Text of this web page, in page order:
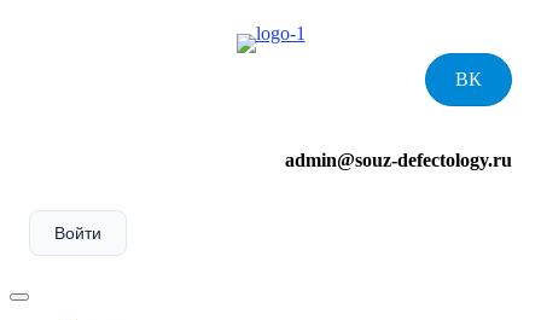
ВК
admin@souz-defectology.ru
Войти
Menu